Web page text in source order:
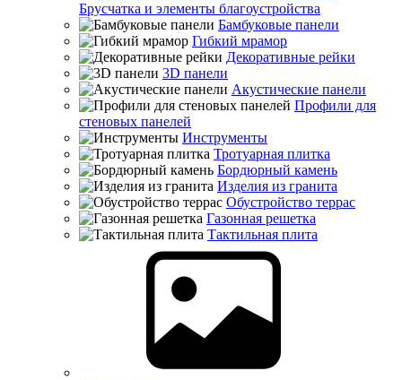
Брусчатка и элементы благоустройства
Бамбуковые панели
Гибкий мрамор
Декоративные рейки
3D панели
Акустические панели
Профили для
стеновых панелей
Инструменты
Тротуарная плитка
Бордюрный камень
Изделия из гранита
Обустройство террас
Газонная решетка
Тактильная плита